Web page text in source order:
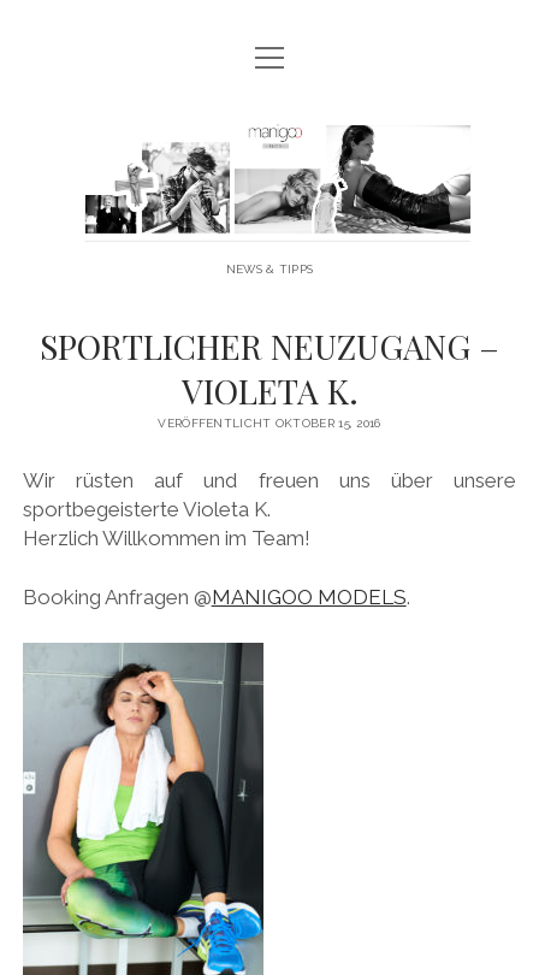
MANIGOO BLOG
MANIGOO MODELS
IMPRESSUM & DATENSCHUTZ
Menü
öffnen
Manigoo
NEWS & TIPPS
SPORTLICHER NEUZUGANG –
VIOLETA K.
VERÖFFENTLICHT OKTOBER 15, 2016
Wir rüsten auf und freuen uns über unsere
sportbegeisterte Violeta K.
Herzlich Willkommen im Team!
Booking Anfragen @MANIGOO MODELS.